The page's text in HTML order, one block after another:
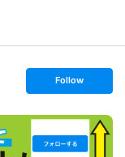
s
t
o
l
o
w
Follow